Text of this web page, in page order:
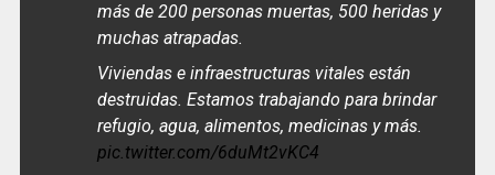
más de 200 personas muertas, 500 heridas y
muchas atrapadas.
Viviendas e infraestructuras vitales están
destruidas. Estamos trabajando para brindar
refugio, agua, alimentos, medicinas y más.
pic.twitter.com/6duMt2vKC4